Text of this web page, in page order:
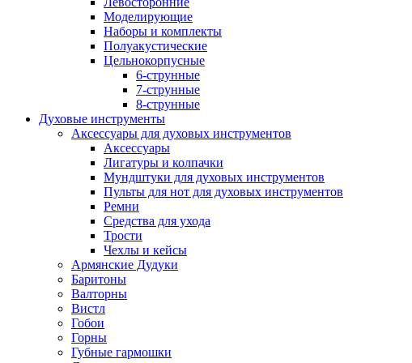
Моделирующие
Наборы и комплекты
Полуакустические
Цельнокорпусные
6-струнные
7-струнные
8-струнные
Духовые инструменты
Аксессуары для духовых инструментов
Аксессуары
Лигатуры и колпачки
Мундштуки для духовых инструментов
Пульты для нот для духовых инструментов
Ремни
Средства для ухода
Трости
Чехлы и кейсы
Армянские Дудуки
Баритоны
Валторны
Вистл
Гобои
Горны
Губные гармошки